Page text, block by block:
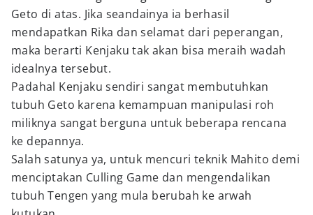
Geto di atas. Jika seandainya ia berhasil
mendapatkan Rika dan selamat dari peperangan,
maka berarti Kenjaku tak akan bisa meraih wadah
idealnya tersebut.
Padahal Kenjaku sendiri sangat membutuhkan
tubuh Geto karena kemampuan manipulasi roh
miliknya sangat berguna untuk beberapa rencana
ke depannya.
Salah satunya ya, untuk mencuri teknik Mahito demi
menciptakan Culling Game dan mengendalikan
tubuh Tengen yang mula berubah ke arwah